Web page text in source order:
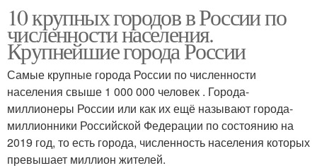
10 крупных городов в России по
численности населения.
Крупнейшие города России
Самые крупные города России по численности
населения свыше 1 000 000 человек . Города-
миллионеры России или как их ещё называют города-
миллионники Российской Федерации по состоянию на
2019 год, то есть города, численность населения которых
превышает миллион жителей.